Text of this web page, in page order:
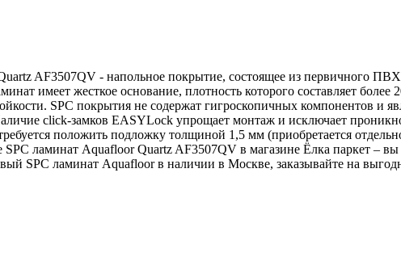
AF3507QV - напольное покрытие, состоящее из первичного
имеет жесткое основание, плотность которого составляет
SPC покрытия не содержат гигроскопичных компонентов и
click-замков EASYLock упрощает монтаж и исключает
положить подложку толщиной 1,5 мм (приобретается
ламинат Aquafloor Quartz AF3507QV в магазине Ёлка паркет –
SPC ламинат Aquafloor в наличии в Москве, заказывайте на